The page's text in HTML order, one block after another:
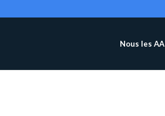
Nous les AA